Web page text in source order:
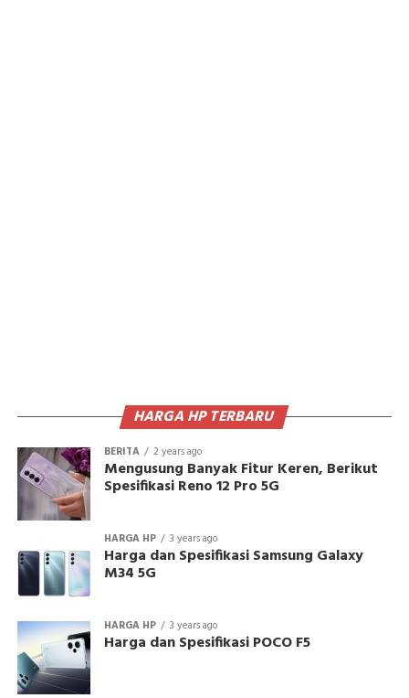
HARGA HP TERBARU
BERITA 2 years ago
Mengusung Banyak Fitur Keren, Berikut
Spesifikasi Reno 12 Pro 5G
HARGA HP 3 years ago
Harga dan Spesifikasi Samsung Galaxy
M34 5G
HARGA HP 3 years ago
Harga dan Spesifikasi POCO F5